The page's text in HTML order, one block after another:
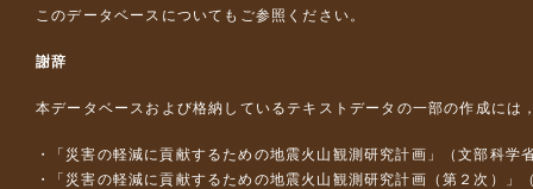
このデータベースについて もご参照ください。
謝辞
本データベースおよび格納しているテキストデータの一部の作成には
「災害の軽減に貢献するための地震火山観測研究計画」（文部科学
「災害の軽減に貢献するための地震火山観測研究計画（第２次）」